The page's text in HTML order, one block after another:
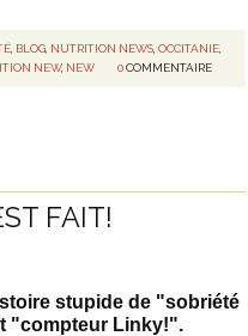
, BLOG, NUTRITION NEWS, OCCITANIE,
NEW, NEW 0 COMMENTAIRE
FAIT!
stupide de "sobriété
"compteur Linky!".